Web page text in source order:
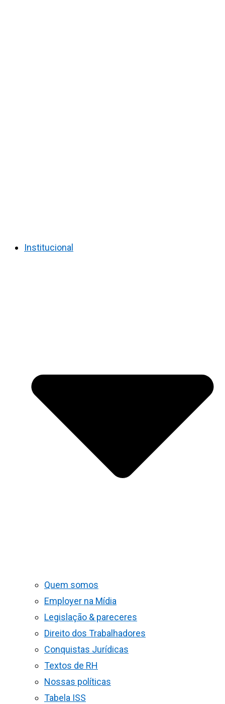
Institucional
Quem somos
Employer na Mídia
Legislação & pareceres
Direito dos Trabalhadores
Conquistas Jurídicas
Textos de RH
Nossas políticas
Tabela ISS